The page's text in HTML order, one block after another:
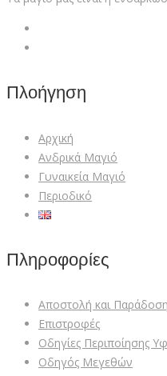
Πλοήγηση
Αρχική
Ανδρικά Μαγιό
Γυναικεία Mαγιό
Περιοδικό
Πληροφορίες
Αποστολή και Παράδοση
Επιστροφές
Οδηγίες Περιποίησης
Οδηγός Μεγεθών